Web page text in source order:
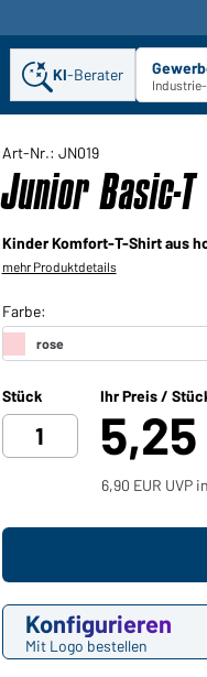
KI-Berater
Art-Nr.: JN019
Junior Basic-
Kinder Komfort-T-Shirt aus
mehr Produktdetails
Stück Ihr Preis /
5,25
6,90 EUR UVP
Konfigurieren
Mit Logo bestellen